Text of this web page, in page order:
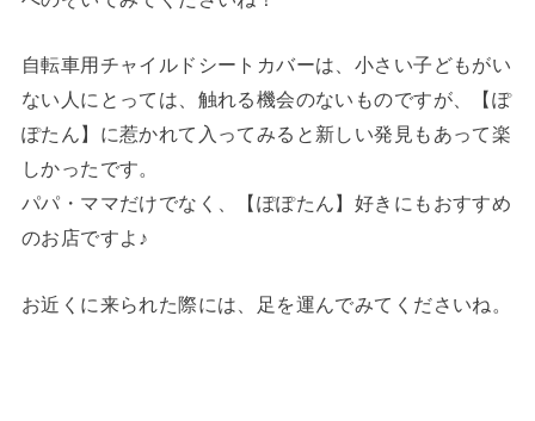
自転車用チャイルドシートカバーは、小さい子どもがい
ない人にとっては、触れる機会のないものですが、【ぽ
ぽたん】に惹かれて入ってみると新しい発見もあって楽
しかったです。
パパ・ママだけでなく、【ぽぽたん】好きにもおすすめ
のお店ですよ♪
お近くに来られた際には、足を運んでみてくださいね。